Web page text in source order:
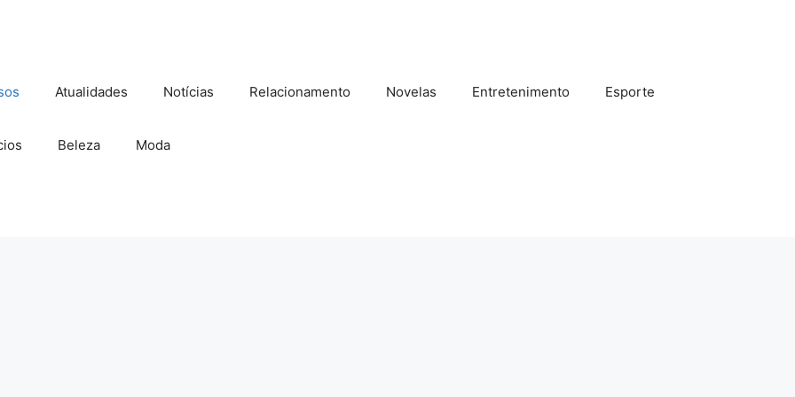
Atualidades Notícias Relacionamento Novelas Entretenimento Esporte
Beleza Moda